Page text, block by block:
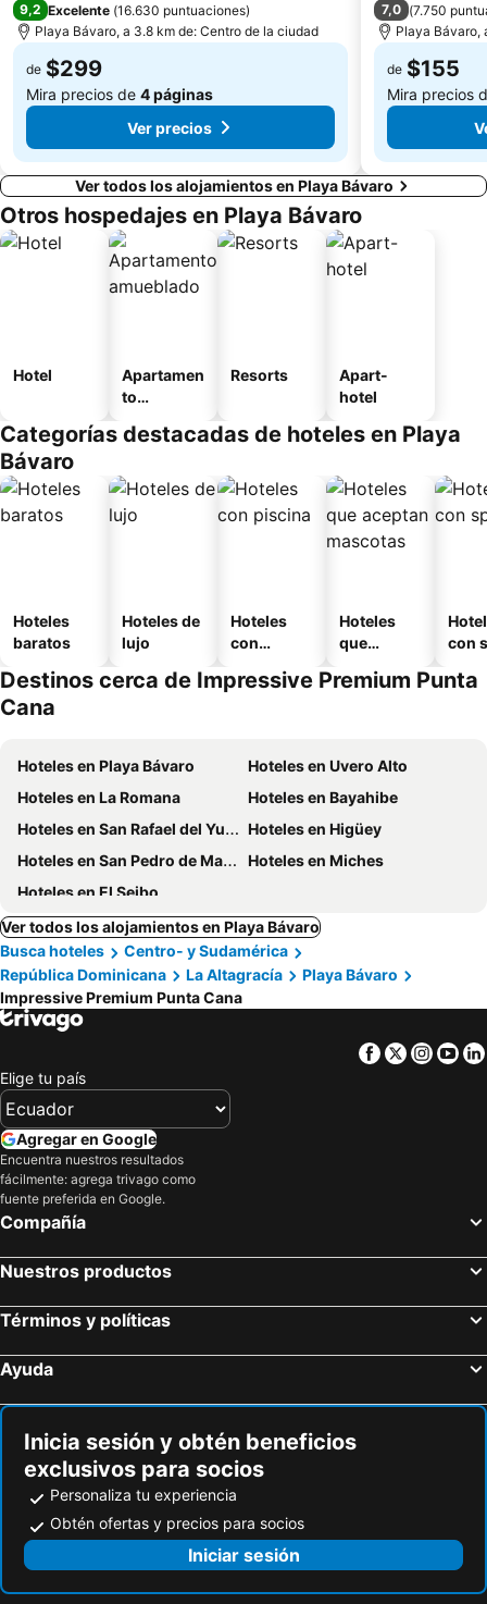
9,2 Excelente (16.630 puntuaciones)
Playa Bávaro, a 3.8 km de: Centro de la ciudad
de $299
Mira precios de 4 páginas
Ver precios
7,0 (7.750
Playa Bávaro,
de $155
Mira precios
Ver todos los alojamientos en Playa Bávaro
Otros hospedajes en Playa Bávaro
Hotel
Apartamen
to
o
Resorts
Apart-
hotel
Categorías destacadas de hoteles en Playa
Bávaro
Hoteles
baratos
Hoteles de
lujo
Hoteles
con
Hoteles
que
mascotas
con
Destinos cerca de Impressive Premium Punta
Cana
Hoteles en Playa Bávaro
Hoteles en Uvero Alto
Hoteles en La Romana
Hoteles en Bayahibe
Hoteles en San Rafael del Yuma
Hoteles en Higüey
Hoteles en San Pedro de Macoris
Hoteles en Miches
Hoteles en El Seibo
Ver todos los alojamientos en Playa Bávaro
Busca hoteles
Centro- y Sudamérica
República Dominicana
La Altagracía
Playa Bávaro
Impressive Premium Punta Cana
Facebook
Twitter
Elige tu país
Agregar en Google
Encuentra nuestros resultados
fácilmente: agrega trivago como
fuente preferida en Google.
Compañía
Nuestros productos
Términos y políticas
Ayuda
Inicia sesión y obtén beneficios
exclusivos para socios
Personaliza tu experiencia
Obtén ofertas y precios para socios
Iniciar sesión